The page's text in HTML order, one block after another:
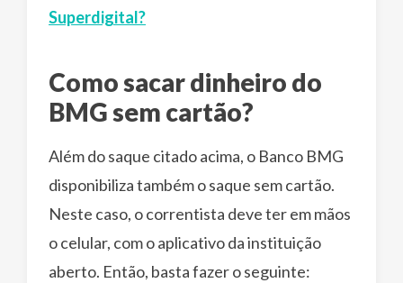
Superdigital?
Como sacar dinheiro do
BMG sem cartão?
Além do saque citado acima, o Banco BMG
disponibiliza também o saque sem cartão.
Neste caso, o correntista deve ter em mãos
o celular, com o aplicativo da instituição
aberto. Então, basta fazer o seguinte: